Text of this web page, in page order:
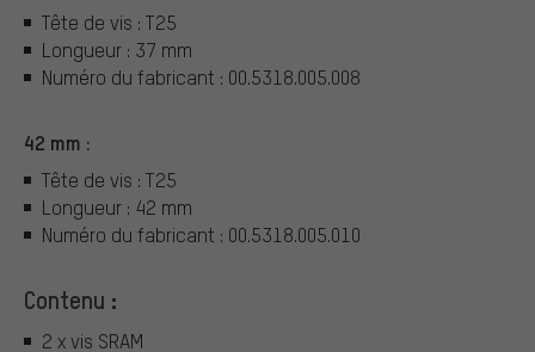
Tête de vis : T25
Longueur : 37 mm
Numéro du fabricant : 00.5318.005.008
42 mm :
Tête de vis : T25
Longueur : 42 mm
Numéro du fabricant : 00.5318.005.010
Contenu :
2 x vis SRAM